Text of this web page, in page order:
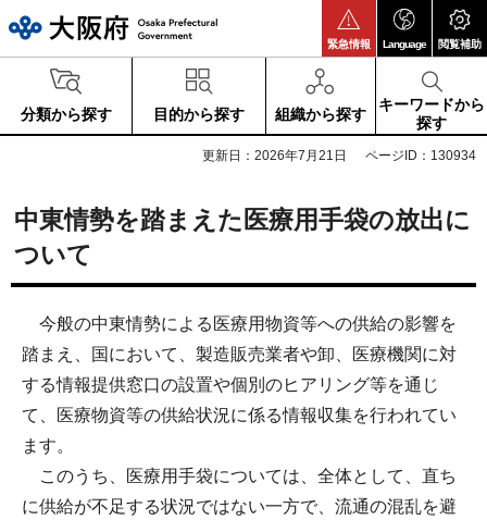
緊急情報 Language 閲覧補助
分類から探す 目的から探す 組織から探す
キーワードから
探す
更新日：2026年7月21日 ページID：130934
中東情勢を踏まえた医療用手袋の放出に
ついて
今般の中東情勢による医療用物資等への供給の影響を
踏まえ、国において、製造販売業者や卸、医療機関に対
する情報提供窓口の設置や個別のヒアリング等を通じ
て、医療物資等の供給状況に係る情報収集を行われてい
ます。
このうち、医療用手袋については、全体として、直ち
に供給が不足する状況ではない一方で、流通の混乱を避